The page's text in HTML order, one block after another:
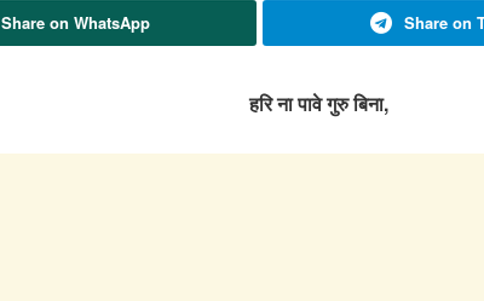
Share on WhatsApp Share on
हरि ना पावे गुरु बिना,